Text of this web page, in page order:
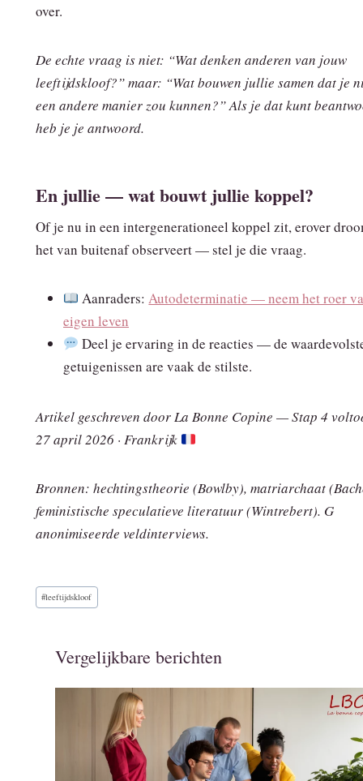
over.
De echte vraag is niet: “Wat denken anderen van jouw
leeftijdskloof?” maar: “Wat bouwen jullie samen dat je
een andere manier zou kunnen?” Als je dat kunt
heb je je antwoord.
En jullie — wat bouwt jullie koppel?
Of je nu in een intergenerationeel koppel zit, erover
het van buitenaf observeert — stel je die vraag.
Aanraders:Autodeterminatie — neem het roer
eigen leven
Deel je ervaring in de reacties — de
getuigenissen are vaak de stilste.
Artikel geschreven door La Bonne Copine — Stap 4
27 april 2026 · Frankrijk
Bronnen: hechtingstheorie (Bowlby), matriarchaat
feministische speculatieve literatuur (Wintrebert). G
anonimiseerde veldinterviews.
Bericht
tags:
#leeftijdskloof
Vergelijkbare berichten